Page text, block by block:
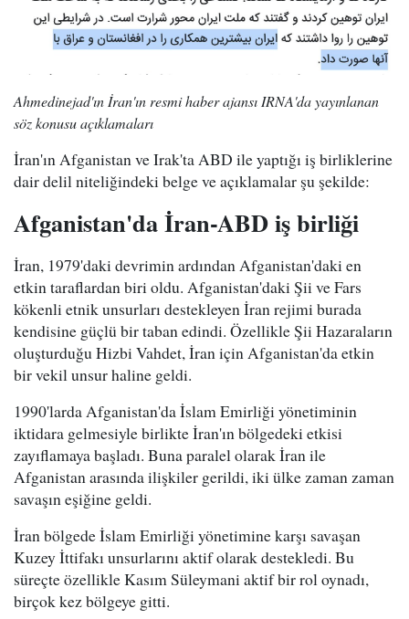
Ahmedinejad'ın İran'ın resmi haber ajansı IRNA'da yayınlanan
söz konusu açıklamaları
İran'ın Afganistan ve Irak'ta ABD ile yaptığı iş birliklerine
dair delil niteliğindeki belge ve açıklamalar şu şekilde:
Afganistan'da İran-ABD iş birliği
İran, 1979'daki devrimin ardından Afganistan'daki en
etkin taraflardan biri oldu. Afganistan'daki Şii ve Fars
kökenli etnik unsurları destekleyen İran rejimi burada
kendisine güçlü bir taban edindi. Özellikle Şii Hazaraların
oluşturduğu Hizbi Vahdet, İran için Afganistan'da etkin
bir vekil unsur haline geldi.
1990'larda Afganistan'da İslam Emirliği yönetiminin
iktidara gelmesiyle birlikte İran'ın bölgedeki etkisi
zayıflamaya başladı. Buna paralel olarak İran ile
Afganistan arasında ilişkiler gerildi, iki ülke zaman zaman
savaşın eşiğine geldi.
İran bölgede İslam Emirliği yönetimine karşı savaşan
Kuzey İttifakı unsurlarını aktif olarak destekledi. Bu
süreçte özellikle Kasım Süleymani aktif bir rol oynadı,
birçok kez bölgeye gitti.